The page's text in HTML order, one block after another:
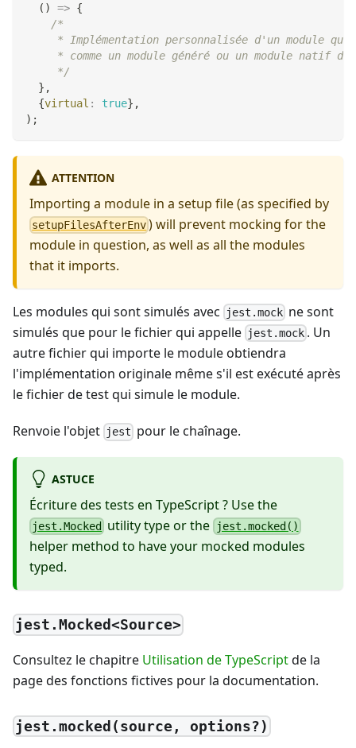
( ) => {
/*
* Implémentation personnalisée d'un module qui
* comme un module généré ou un module natif
     */
} ,
{virtual : true} ,
) ;
ATTENTION
Importing a module in a setup file (as specified by
setupFilesAfterEnv ) will prevent mocking for the
module in question, as well as all the modules
that it imports.
Les modules qui sont simulés avec jest.mock ne sont
simulés que pour le fichier qui appelle jest.mock . Un
autre fichier qui importe le module obtiendra
l'implémentation originale même s'il est exécuté après
le fichier de test qui simule le module.
Renvoie l'objet jest pour le chaînage.
ASTUCE
Écriture des tests en TypeScript ? Use the
jest.Mocked utility type or the jest.mocked()
helper method to have your mocked modules
typed.
jest.Mocked<Source>
Consultez le chapitre Utilisation de TypeScriptde la
page des fonctions fictives pour la documentation.
jest.mocked(source, options?)